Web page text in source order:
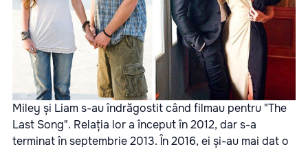
Miley și Liam s-au îndrăgostit când filmau pentru "The
Last Song". Relația lor a început în 2012, dar s-a
terminat în septembrie 2013. În 2016, ei și-au mai dat o